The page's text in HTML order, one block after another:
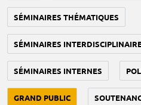
SÉMINAIRES THÉMATIQUES
SÉMINAIRES
SÉMINAIRES INTERNES
GRAND PUBLIC